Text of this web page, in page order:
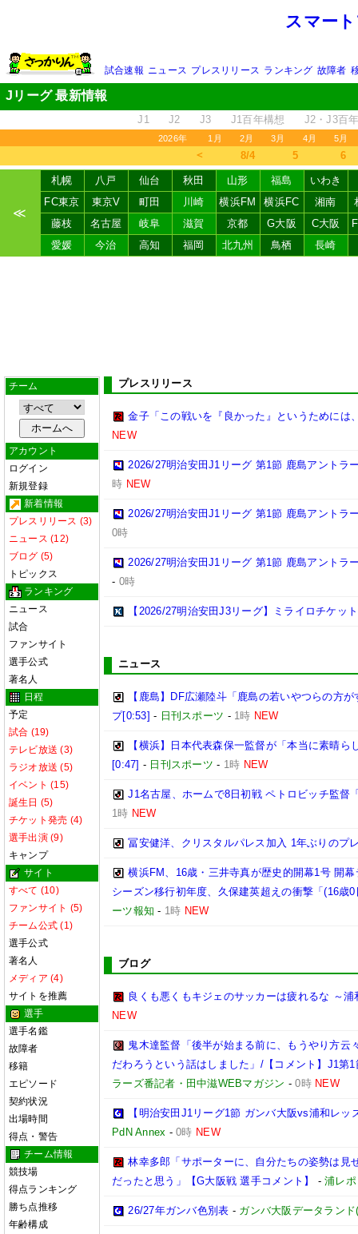
スマー
試合速報 ニュース プレスリリース ランキング 故障者
Jリーグ 最新情報
J1 J2 J3 J1百年構想 J2・J3百
2026年 1月 2月 3月 4月 5月
＜ 8/4 5 6
≪
札幌 八戸 仙台 秋田 山形 福島
いわき
FC東京
東京V 町田 川崎 横浜FM 横浜FC 湘南
藤枝
名古屋 岐阜 滋賀 京都 G大阪 C大阪
愛媛
今治 高知 福岡 北九州 鳥栖 長崎
チーム
アカウント
ログイン
新規登録
新着情報
プレスリリース (3)
ニュース (12)
ブログ (5)
トピックス
ランキング
ニュース
試合
ファンサイト
選手公式
著名人
日程
予定
試合 (19)
テレビ放送 (3)
ラジオ放送 (5)
イベント (15)
誕生日 (5)
チケット発売 (4)
選手出演 (9)
キャンプ
サイト
すべて (10)
ファンサイト (5)
チーム公式 (1)
選手公式
著名人
メディア (4)
サイトを推薦
選手
選手名鑑
故障者
移籍
エピソード
契約状況
出場時間
得点・警告
チーム情報
競技場
得点ランキング
勝ち点推移
年齢構成
プレスリリース
金子「この戦いを『良かった』というためには
NEW
2026/27明治安田J1リーグ 第1節 鹿島アントラ
時 NEW
2026/27明治安田J1リーグ 第1節 鹿島アントラ
0時
2026/27明治安田J1リーグ 第1節 鹿島アントラ
- 0時
【2026/27明治安田J3リーグ】ミライロチケッ
ニュース
【鹿島】DF広瀬陸斗「鹿島の若いやつらの方
プ[0:53] - 日刊スポーツ - 1時 NEW
【横浜】日本代表森保一監督が「本当に素晴
[0:47] - 日刊スポーツ - 1時 NEW
J1名古屋、ホームで8日初戦 ペトロビッチ監督
1時 NEW
冨安健洋、クリスタルパレス加入 1年ぶりのプ
横浜FM、16歳・三井寺真が歴史的開幕1号 開
シーズン移行初年度、久保建英超えの衝撃「(16歳
ーツ報知 - 1時 NEW
ブログ
良くも悪くもキジェのサッカーは疲れるな ～
NEW
鬼木達監督「後半が始まる前に、もうやり方
だわろうという話はしました」/【コメント】J1第
ラーズ番記者・田中滋WEBマガジン -0時 NEW
【明治安田J1リーグ1節 ガンバ大阪vs浦和レ
PdN Annex -0時 NEW
林幸多郎「サポーターに、自分たちの姿勢は見
だったと思う」【G大阪戦 選手コメント】
-浦レ
26/27年ガンバ色別表 - ガンバ大阪データラン